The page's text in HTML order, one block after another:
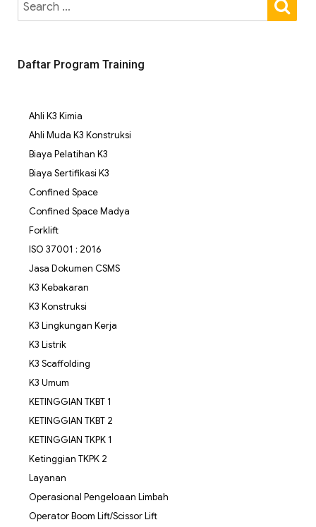
Daftar Program Training
Ahli K3 Kimia
Ahli Muda K3 Konstruksi
Biaya Pelatihan K3
Biaya Sertifikasi K3
Confined Space
Confined Space Madya
Forklift
ISO 37001 : 2016
Jasa Dokumen CSMS
K3 Kebakaran
K3 Konstruksi
K3 Lingkungan Kerja
K3 Listrik
K3 Scaffolding
K3 Umum
KETINGGIAN TKBT 1
KETINGGIAN TKBT 2
KETINGGIAN TKPK 1
Ketinggian TKPK 2
Layanan
Operasional Pengeloaan Limbah
Operator Boom Lift/Scissor Lift